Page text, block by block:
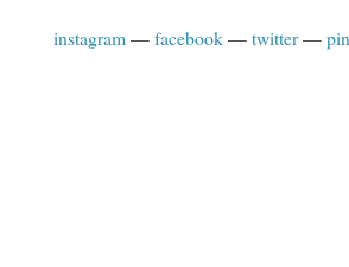
instagram facebook twitter